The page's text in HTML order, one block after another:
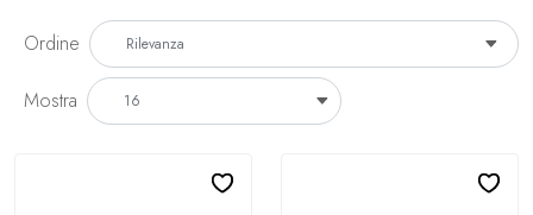
Ordine
Mostra